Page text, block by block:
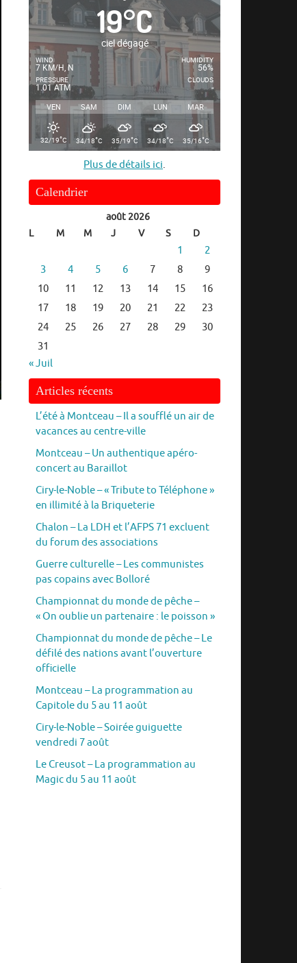
19°C
ciel dégagé
WIND
7 KM/H, N
PRESSURE
1.01 ATM
HUMIDITY
56%
CLOUDS
-
VEN SAM DIM LUN MAR
32/19°C 34/18°C 35/19°C 34/18°C 35/16°C
Plus de détails ici.
Calendrier
août 2026
L
M M J V S D
1
2
3
4 5 6 7 8
9
10
11 12 13 14 15
16
17
18 19 20 21 22
23
24
25 26 27 28 29
30
31
« Juil
Articles récents
L’été à Montceau – Il a soufflé un air de
vacances au centre-ville
Montceau – Un authentique apéro-
concert au Baraillot
Ciry-le-Noble – « Tribute to Téléphone »
en illimité à la Briqueterie
Chalon – La LDH et l’AFPS 71 excluent
du forum des associations
Guerre culturelle – Les communistes
pas copains avec Bolloré
Championnat du monde de pêche –
« On oublie un partenaire : le poisson »
Championnat du monde de pêche – Le
défilé des nations avant l’ouverture
officielle
Montceau – La programmation au
Capitole du 5 au 11 août
Ciry-le-Noble – Soirée guiguette
vendredi 7 août
Le Creusot – La programmation au
Magic du 5 au 11 août